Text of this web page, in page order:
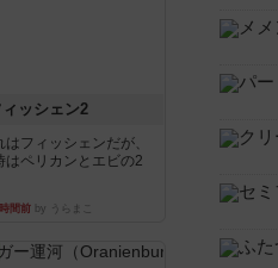
ィッシェン2
フィッシェンだが、
はペリカンとエビの2
間前by うらまこ